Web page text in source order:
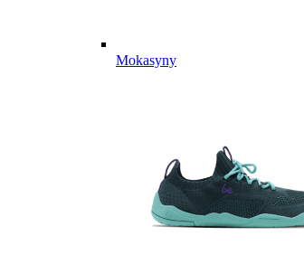
Mokasyny